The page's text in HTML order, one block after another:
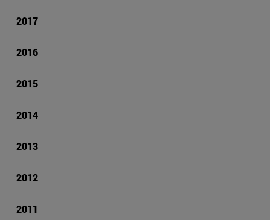
2017
2016
2015
2014
2013
2012
2011